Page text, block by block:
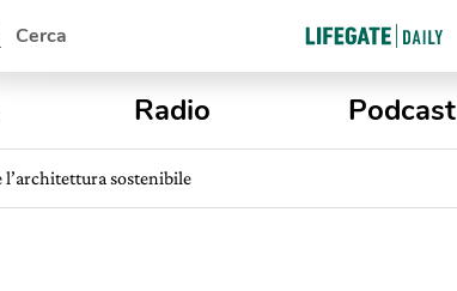
Cerca
Radio Podcast
l’architettura sostenibile